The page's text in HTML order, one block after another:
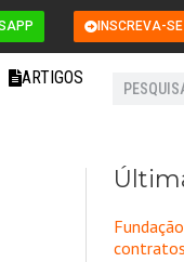
INSCREVA-SE
ARTIGOS Pesquisar